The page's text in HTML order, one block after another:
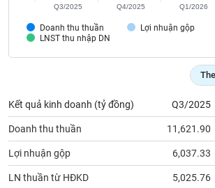
Doanh thu thuần
Lợi nhuận gộp
LNST thu nhập DN
Q3/2025 Q4/2025 Q1/2026
Kết quả kinh doanh (tỷ đồng) Q3/2025
Doanh thu thuần 11,621.90
Lợi nhuận gộp 6,037.33
LN thuần từ HĐKD 5,025.76
Tất cả Người nội bộ
(-)
Bài
viết
tác